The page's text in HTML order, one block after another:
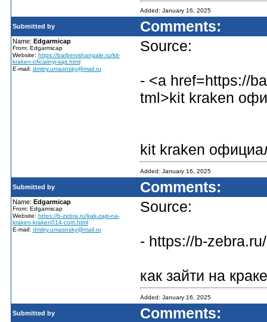
Added: January 16, 2025
Submitted by Comments:
Name: Edgarmicap
From: Edgarmicap
Website: https://barbervshangale.ru/kit-
kraken-oficialnyj-sajt.html
E-mail: dmitry.umasnsky@mail.ru
Source:
- <a href=https://
tml>kit kraken
kit kraken
Added: January 16, 2025
Submitted by Comments:
Name: Edgarmicap
From: Edgarmicap
Website: https://b-zebra.ru/kak-zajti-na-
kraken-kraken014-com.html
E-mail: dmitry.umasnsky@mail.ru
Source:
- https://b-
как зайти на
Added: January 16, 2025
Submitted by Comments: